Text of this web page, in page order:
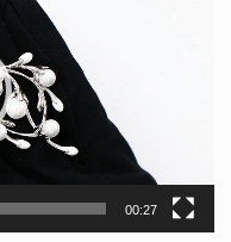
00:27